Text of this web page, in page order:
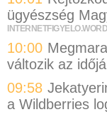
ügyészség
10:00
változik az
09:58
a Wildberries